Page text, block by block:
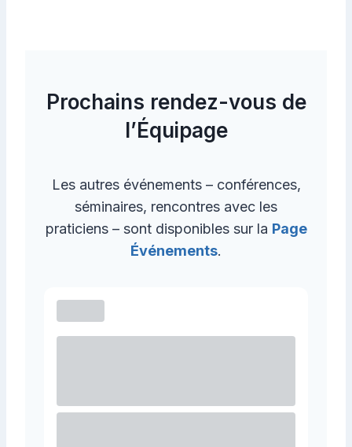
a
v
g
a
t
n
Prochains rendez-vous de
l’Équipage
Les autres événements – conférences,
séminaires, rencontres avec les
praticiens – sont disponibles sur la Page
Événements.